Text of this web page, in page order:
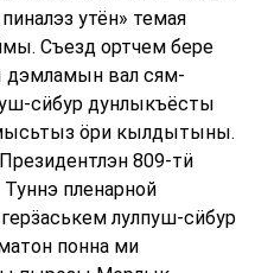
утён» темая
Съезд ортчем бере
вал сям-
сӥбур дунлыкъёсты
ӧри кылдытыны.
809-тӥ
пленарной
лулпуш-сӥбур
понна ми